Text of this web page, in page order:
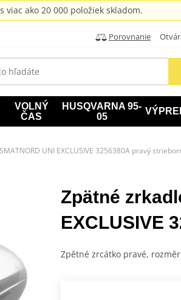
viac ako 20 000 položiek skladom.
Porovnanie
VOLNÝ
ČAS
HUSQVARNA 95-
05
UNI EXCLUSIVE 3256380A pravý
Zpätné
EXCLUSIVE
Zpětné zrcátko pravé,